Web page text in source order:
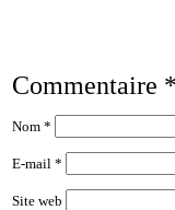
Commentaire *
Nom *
E-mail *
Site web